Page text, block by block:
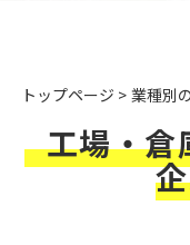
トップページ > 業種別
工場・倉